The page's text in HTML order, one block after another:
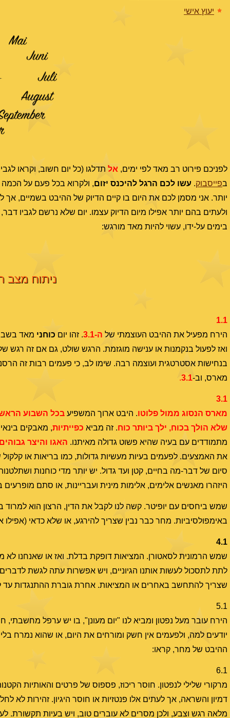
יעוץ אישי
לפניכם פירוט רב מאד לפי ימים, אל תדלגו (כל יום חשוב, וקראו
בפייסבוק. עשו לכם הרגל להיכנס יזום, ולקרוא בכל פעם על
יותר. אני מסמן לכם את היום בו קיים הדיוק של ההיבט בשמיים, אך
ולעתים בהם יותר אפילו מיום הדיוק עצמו. יום שלא נרשם לגביו
בימים על-ידו, עשוי להיות מאד מורגש:
ניתוח מצב
1.1
הירח מפעיל את ההיבט העוצמתי של ה-3.1 . זהו יום כוחני מאד
ואז לפעול בנקמנות או ענישה מוגזמת. הרגש שולט, גם אם זה רגש
בנחישות אסטרטגית ועוצמה רבה. שימו לב, כי פעמים רבות זה
מארס, וב-3.1
.
3.1
מארס הנסוג ממול פלוטו. היבט ארוך המשפיע בכל השבוע
שלא הולך בכוח, ילך ביותר כוח. זה מביא כפייתיות, מאבקים
מתמודדים עם בעיה שהיא פשוט גדולה מאיתנו. האגו והיצר
את האמצעים. לפעמים בעיות מעשיות גדולות, כמו בריאות או
סיום של דבר-מה בחיים, קטן ועד גדול. יש יותר מדי כוחנות
היזהרו מאנשים אלימים, אלימות מינית ועבריינות, או סתם
שמש ביחסים עם יופיטר. קשה לנו לקבל את הדין, הרצון הוא
באימפולסיביות. מחר כבר נבין שצריך להירגע, או שלא כדאי
4.1
שמש הרמונית לסאטורן. המציאות דופקת בדלת. ואז או שאנחנו לא
לתת לתסכול לעשות אותנו הגיוניים, ויש אפשרות עתה לגשת
שצריך להתחשב באחרים או המציאות. אחרת גוברת ההתנגדות עד
5.1
הירח עובר מעל נפטון ומביא לנו "יום מעונן", בו יש ערפל
יודעים למה, ולפעמים אין חשק ומורחים את היום, או שהוא נמרח
ההיבט של מחר, קראו:
6.1
מרקורי שלילי לנפטון. חוסר ריכוז, פספוס של פרטים והאותיות
דמיון והשראה, אך לעתים אלו פנטזיות או חוסר היגיון. זהירות לא
מלאה רגש וצבע, ולכן מסרים לא עוברים טוב, ויש בעיות תקשורת.